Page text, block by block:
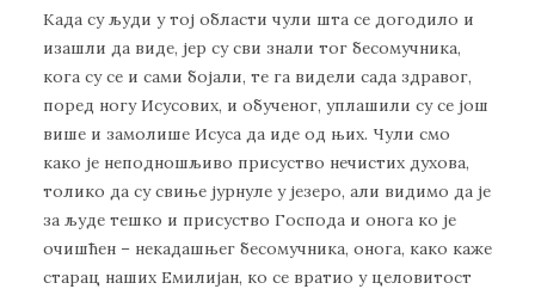
Када су људи у тој области чули шта се догодило и
изашли да виде, јер су сви знали тог бесомучника,
кога су се и сами бојали, те га видели сада здравог,
поред ногу Исусових, и обученог, уплашили су се још
више и замолише Исуса да иде од њих. Чули смо
како је неподношљиво присуство нечистих духова,
толико да су свиње јурнуле у језеро, али видимо да је
за људе тешко и присуство Господа и онога ко је
очишћен – некадашњег бесомучника, онога, како каже
старац наших Емилијан, ко се вратио у целовитост